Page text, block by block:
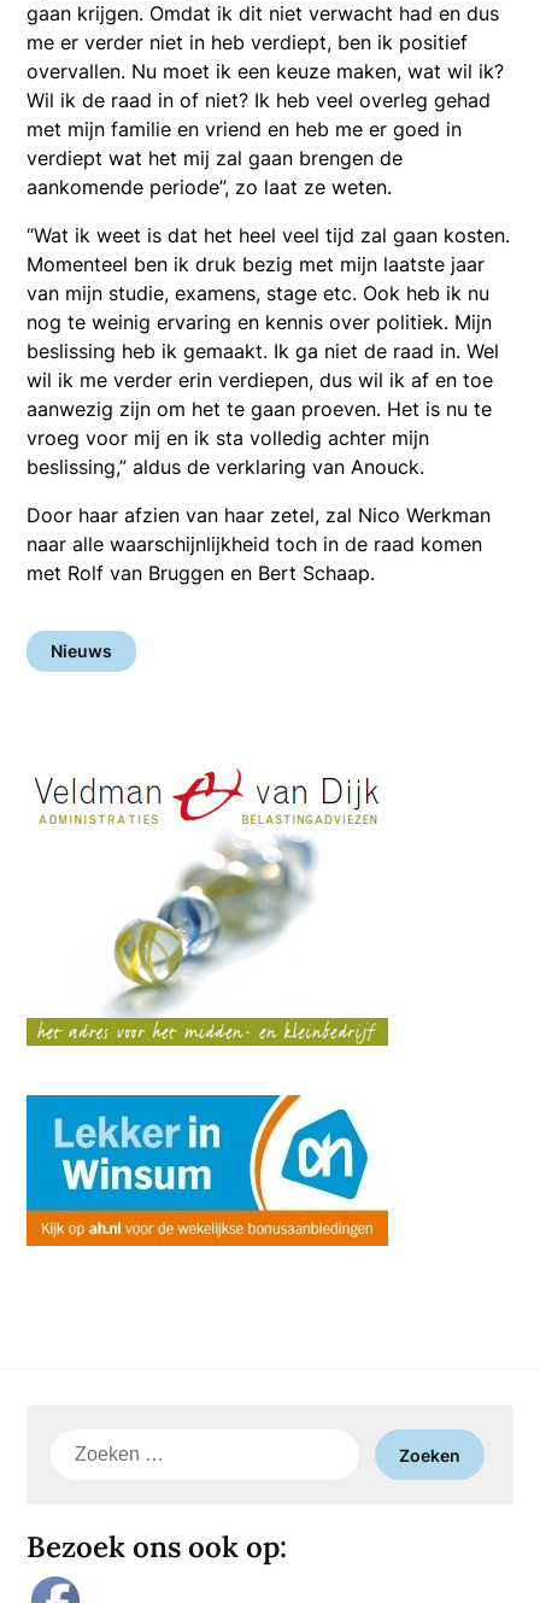
gaan krijgen. Omdat ik dit niet verwacht had en dus
me er verder niet in heb verdiept, ben ik positief
overvallen. Nu moet ik een keuze maken, wat wil ik?
Wil ik de raad in of niet? Ik heb veel overleg gehad
met mijn familie en vriend en heb me er goed in
verdiept wat het mij zal gaan brengen de
aankomende periode”, zo laat ze weten.
“Wat ik weet is dat het heel veel tijd zal gaan kosten.
Momenteel ben ik druk bezig met mijn laatste jaar
van mijn studie, examens, stage etc. Ook heb ik nu
nog te weinig ervaring en kennis over politiek. Mijn
beslissing heb ik gemaakt. Ik ga niet de raad in. Wel
wil ik me verder erin verdiepen, dus wil ik af en toe
aanwezig zijn om het te gaan proeven. Het is nu te
vroeg voor mij en ik sta volledig achter mijn
beslissing,” aldus de verklaring van Anouck.
Door haar afzien van haar zetel, zal Nico Werkman
naar alle waarschijnlijkheid toch in de raad komen
met Rolf van Bruggen en Bert Schaap.
Nieuws
Zoeken
Bezoek ons ook op: